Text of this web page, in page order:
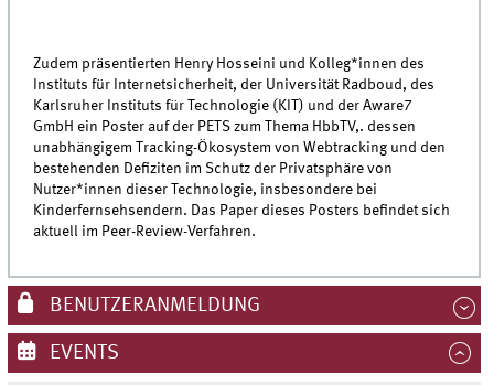
Zudem präsentierten Henry Hosseini und Kolleg*innen des
Instituts für Internetsicherheit, der Universität Radboud, des
Karlsruher Instituts für Technologie (KIT) und der Aware7
GmbH ein Poster auf der PETS zum Thema HbbTV,. dessen
unabhängigem Tracking-Ökosystem von Webtracking und den
bestehenden Defiziten im Schutz der Privatsphäre von
Nutzer*innen dieser Technologie, insbesondere bei
Kinderfernsehsendern. Das Paper dieses Posters befindet sich
aktuell im Peer-Review-Verfahren.
BENUTZERANMELDUNG
EVENTS